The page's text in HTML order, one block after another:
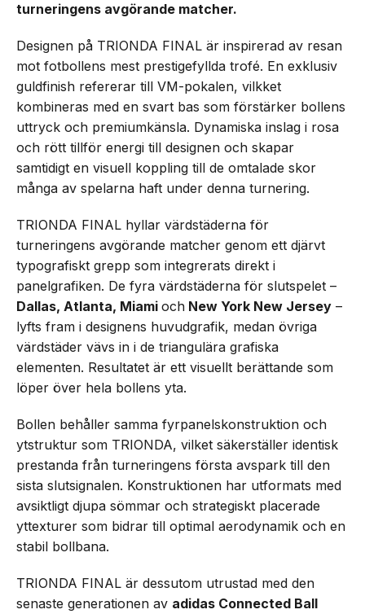
turneringens avgörande matcher.
Designen på TRIONDA FINAL är inspirerad av resan
mot fotbollens mest prestigefyllda trofé. En exklusiv
guldfinish refererar till VM-pokalen, vilkket
kombineras med en svart bas som förstärker bollens
uttryck och premiumkänsla. Dynamiska inslag i rosa
och rött tillför energi till designen och skapar
samtidigt en visuell koppling till de omtalade skor
många av spelarna haft under denna turnering.
TRIONDA FINAL hyllar värdstäderna för
turneringens avgörande matcher genom ett djärvt
typografiskt grepp som integrerats direkt i
panelgrafiken. De fyra värdstäderna för slutspelet –
Dallas, Atlanta, Miami och New York New Jersey –
lyfts fram i designens huvudgrafik, medan övriga
värdstäder vävs in i de triangulära grafiska
elementen. Resultatet är ett visuellt berättande som
löper över hela bollens yta.
Bollen behåller samma fyrpanelskonstruktion och
ytstruktur som TRIONDA, vilket säkerställer identisk
prestanda från turneringens första avspark till den
sista slutsignalen. Konstruktionen har utformats med
avsiktligt djupa sömmar och strategiskt placerade
yttexturer som bidrar till optimal aerodynamik och en
stabil bollbana.
TRIONDA FINAL är dessutom utrustad med den
senaste generationen av adidas Connected Ball